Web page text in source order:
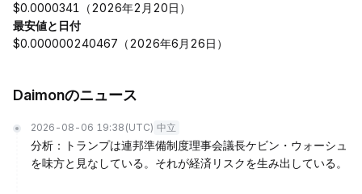
$0.0000341（2026年2月20日）
最安値と日付
$0.000000240467（2026年6月26日）
Daimonのニュース
2026-08-06 19:38 (UTC) 中立
分析：トランプは連邦準備制度理事会議長ケビン・ウォーシュ
を味方と見なしている。それが経済リスクを生み出している。